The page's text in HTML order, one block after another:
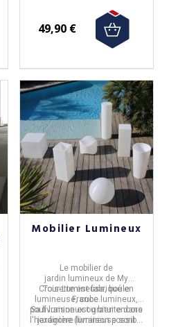
49,90 €
Mobilier Lumineux
Le mobilier de
jardin lumineux de My
Croisette est fabriqué en
France.
Tour Lumineuse, boule
lumineuse, cube lumineux,
pouf lumineux ou bien encore
jardinière lumineuse sont
Sa livraison est gratuite dans
l'hexagone (livraison possible